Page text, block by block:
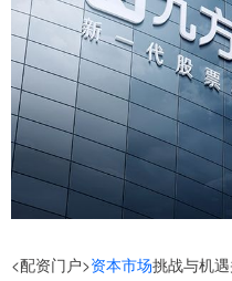
<配资门户>资本市场挑战与机